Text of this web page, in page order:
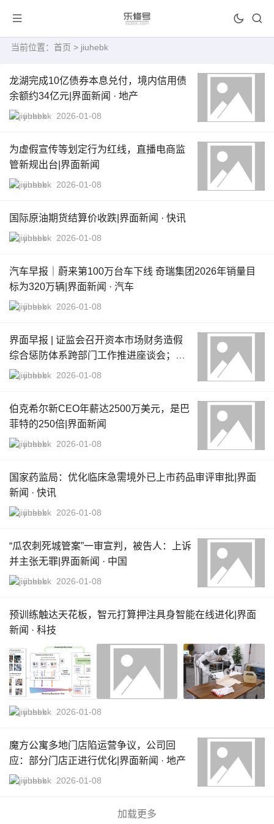
当前位置： 首页 > jiuhebk
龙湖完成10亿债券本息兑付，境内信用债
余额约34亿元|界面新闻 · 地产
jiuhebk 2026-01-08
为虚假宣传等划定行为红线，直播电商监
管新规出台|界面新闻
jiuhebk 2026-01-08
国际原油期货结算价收跌|界面新闻 · 快讯
jiuhebk 2026-01-08
汽车早报｜蔚来第100万台车下线 奇瑞集团2026年销量目
标为320万辆|界面新闻 · 汽车
jiuhebk 2026-01-08
界面早报 | 证监会召开资本市场财务造假
综合惩防体系跨部门工作推进座谈会；马
杜罗夫妇对美方所谓指控表示不认罪|界面
jiuhebk 2026-01-08
伯克希尔新CEO年薪达2500万美元，是巴
菲特的250倍|界面新闻
jiuhebk 2026-01-08
国家药监局：优化临床急需境外已上市药品审评审批|界面
新闻 · 快讯
jiuhebk 2026-01-08
“瓜农刺死城管案”一审宣判，被告人：上诉
并主张无罪|界面新闻 · 中国
jiuhebk 2026-01-08
预训练触达天花板，智元打算押注具身智能在线进化|界面
新闻 · 科技
jiuhebk 2026-01-08
魔方公寓多地门店陷运营争议，公司回
应：部分门店正进行优化|界面新闻 · 地产
jiuhebk 2026-01-08
加载更多